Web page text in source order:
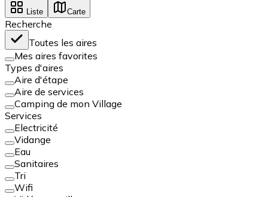
Liste Carte
Recherche
Toutes les aires
Mes aires favorites
Types d'aires
Aire d'étape
Aire de services
Camping de mon Village
Services
Electricité
Vidange
Eau
Sanitaires
Tri
Wifi